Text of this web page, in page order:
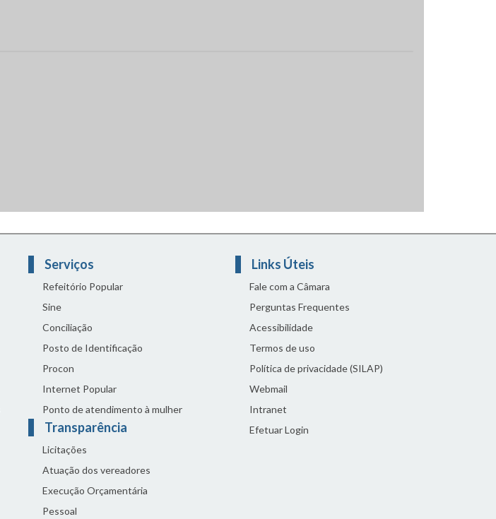
Serviços
Refeitório Popular
Sine
Conciliação
Posto de Identificação
Procon
Internet Popular
Ponto de atendimento à mulher
Transparência
Licitações
Atuação dos vereadores
Execução Orçamentária
Pessoal
Links Úteis
Fale com a Câmara
Perguntas Frequentes
Acessibilidade
Termos de uso
Política de privacidade (SILAP)
Webmail
Intranet
Efetuar Login